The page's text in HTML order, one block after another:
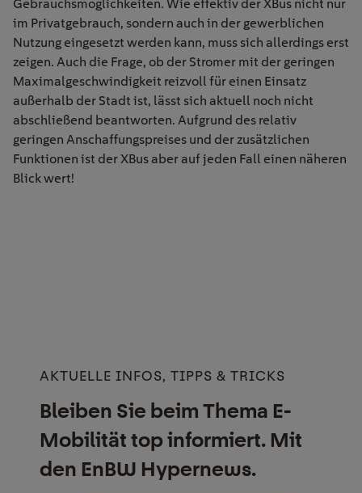
Gebrauchsmöglichkeiten. Wie effektiv der XBus nicht nur
im Privatgebrauch, sondern auch in der gewerblichen
Nutzung eingesetzt werden kann, muss sich allerdings erst
zeigen. Auch die Frage, ob der Stromer mit der geringen
Maximalgeschwindigkeit reizvoll für einen Einsatz
außerhalb der Stadt ist, lässt sich aktuell noch nicht
abschließend beantworten. Aufgrund des relativ
geringen Anschaffungspreises und der zusätzlichen
Funktionen ist der XBus aber auf jeden Fall einen näheren
Blick wert!
AKTUELLE INFOS, TIPPS & TRICKS
Bleiben Sie beim Thema E-
Mobilität top informiert. Mit
den EnBW Hypernews.